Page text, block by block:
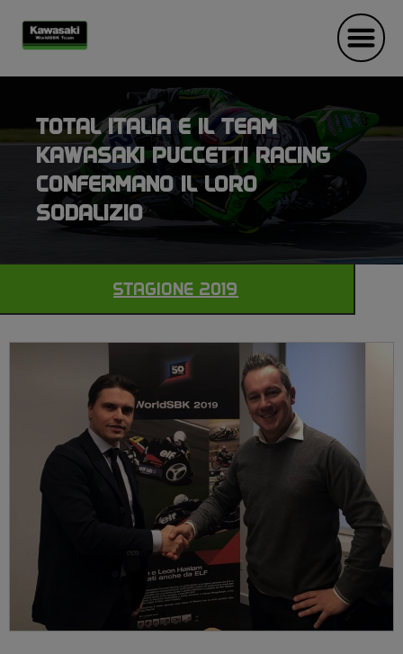
TOTAL ITALIA E IL TEAM
KAWASAKI PUCCETTI RACING
CONFERMANO IL LORO
SODALIZIO
STAGIONE 2019